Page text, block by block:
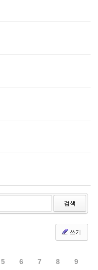
검색
쓰기
5 6 7 8 9